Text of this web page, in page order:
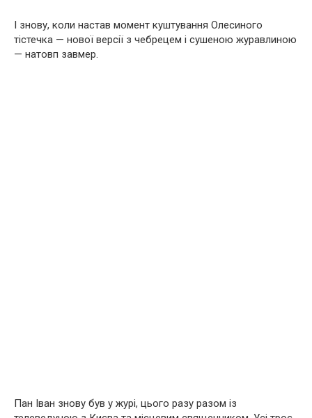
І знову, коли настав момент куштування Олесиного
тістечка — нової версії з чебрецем і сушеною журавлиною
— натовп завмер.
Пан Іван знову був у журі, цього разу разом із